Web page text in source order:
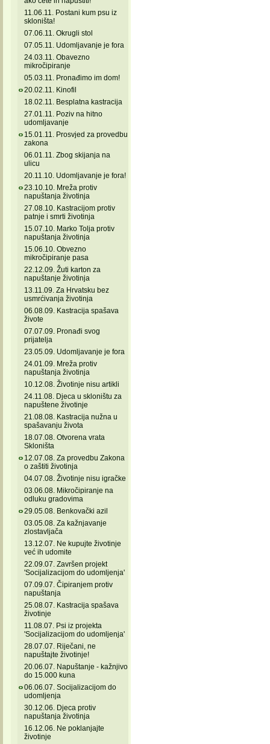
11.06.11. Postani kum psu iz
skloništa!
07.06.11. Okrugli stol
07.05.11. Udomljavanje je fora
24.03.11. Obavezno
mikročipiranje
05.03.11. Pronađimo im dom!
20.02.11. Kinofil
18.02.11. Besplatna kastracija
27.01.11. Poziv na hitno
udomljavanje
15.01.11. Prosvjed za provedbu
zakona
06.01.11. Zbog skijanja na
ulicu
20.11.10. Udomljavanje je fora!
23.10.10. Mreža protiv
napuštanja životinja
27.08.10. Kastracijom protiv
patnje i smrti životinja
15.07.10. Marko Tolja protiv
napuštanja životinja
15.06.10. Obvezno
mikročipiranje pasa
22.12.09. Žuti karton za
napuštanje životinja
13.11.09. Za Hrvatsku bez
usmrćivanja životinja
06.08.09. Kastracija spašava
živote
07.07.09. Pronađi svog
prijatelja
23.05.09. Udomljavanje je fora
24.01.09. Mreža protiv
napuštanja životinja
10.12.08. Životinje nisu artikli
24.11.08. Djeca u skloništu za
napuštene životinje
21.08.08. Kastracija nužna u
spašavanju života
18.07.08. Otvorena vrata
Skloništa
12.07.08. Za provedbu Zakona
o zaštiti životinja
04.07.08. Životinje nisu igračke
03.06.08. Mikročipiranje na
odluku gradovima
29.05.08. Benkovački azil
03.05.08. Za kažnjavanje
zlostavljača
13.12.07. Ne kupujte životinje
već ih udomite
22.09.07. Završen projekt
'Socijalizacijom do udomljenja'
07.09.07. Čipiranjem protiv
napuštanja
25.08.07. Kastracija spašava
životinje
11.08.07. Psi iz projekta
'Socijalizacijom do udomljenja'
28.07.07. Riječani, ne
napuštajte životinje!
20.06.07. Napuštanje - kažnjivo
do 15.000 kuna
06.06.07. Socijalizacijom do
udomljenja
30.12.06. Djeca protiv
napuštanja životinja
16.12.06. Ne poklanjajte
životinje